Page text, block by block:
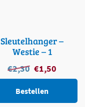
Sleutelhanger –
Westie – 1
€2,30 Oorspronkelijke
prijs
was:
€2,30.
€1,50
prijs
€1,50.
Bestellen